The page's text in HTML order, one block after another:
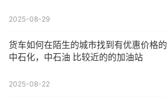
2025-08-29
货车如何在陌生的城市找到有优惠价格的
中石化，中石油 比较近的的加油站
2025-08-22